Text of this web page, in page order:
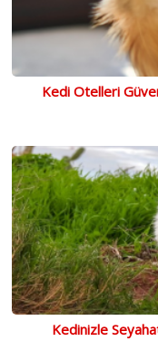
Kedi Otelleri
Kedinizle